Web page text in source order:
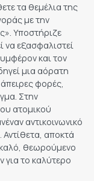
τα θεμέλια της
με την
Υποστήριζε
να εξασφαλιστεί
και τον
μια αόρατη
φορές,
Στην
ατομικού
αντικοινωνικό
Αντίθετα, αποκτά
θεωρούμενο
το καλύτερο